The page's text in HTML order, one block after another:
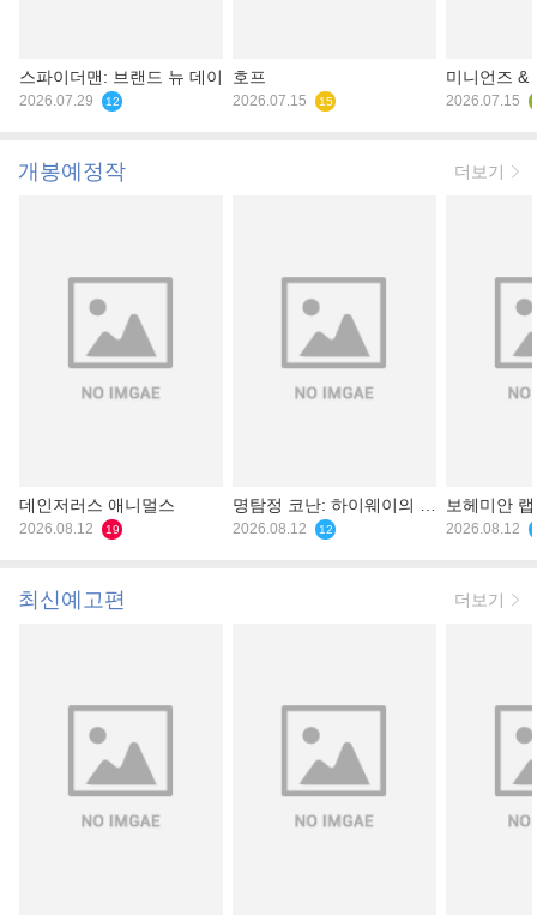
스파이더맨: 브랜드 뉴 데이
2026.07.29 12
호프
2026.07.15 15
미니언즈 &
2026.07.15
개봉예정작 더보기
데인저러스 애니멀스
2026.08.12 19
명탐정 코난: 하이웨이의 타
천사
2026.08.12 12
보헤미안
2026.08.12
최신예고편 더보기